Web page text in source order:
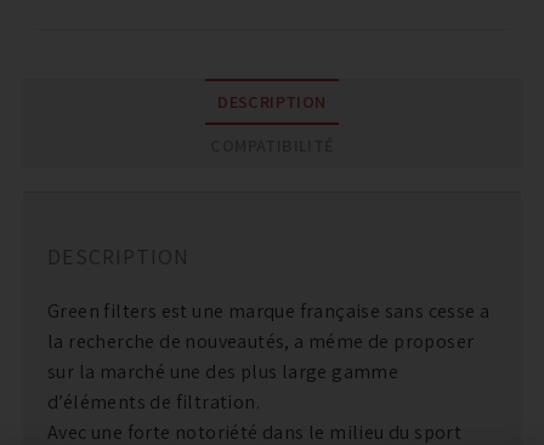
DESCRIPTION
DESCRIPTION
Green filters est une marque française sans cesse a
la recherche de nouveautés, a méme de proposer
sur la marché une des plus large gamme
d’éléments de filtration.
Avec une forte notoriété dans le milieu du sport